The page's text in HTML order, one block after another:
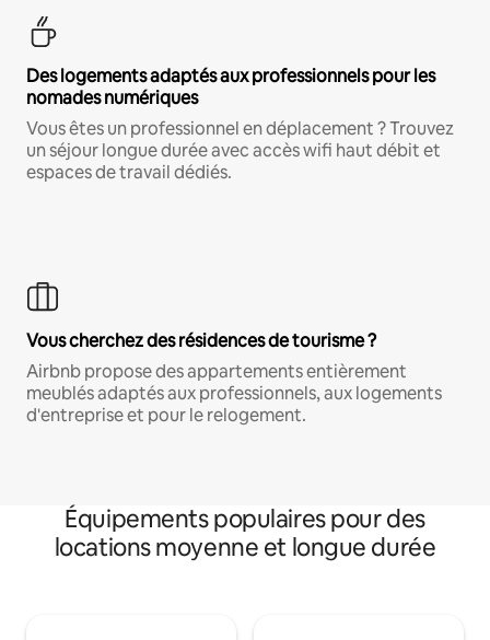
Des logements adaptés aux professionnels pour les
nomades numériques
Vous êtes un professionnel en déplacement ? Trouvez
un séjour longue durée avec accès wifi haut débit et
espaces de travail dédiés.
Vous cherchez des résidences de tourisme ?
Airbnb propose des appartements entièrement
meublés adaptés aux professionnels, aux logements
d'entreprise et pour le relogement.
Équipements populaires pour des
locations moyenne et longue durée